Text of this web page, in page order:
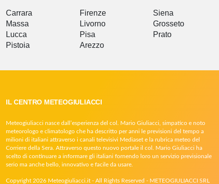
Carrara
Massa
Lucca
Pistoia
Firenze
Livorno
Pisa
Arezzo
Siena
Grosseto
Prato
IL CENTRO METEOGIULIACCI
Meteogiuliacci nasce dall’esperienza del col. Mario Giuliacci, simpatico e noto
meteorologo e climatologo che ha descritto per anni le previsioni del tempo a
milioni di italiani attraverso i canali televisivi Mediaset e la rubrica meteo del
Corriere della Sera. Attraverso questo nuovo portale il col. Mario Giuliacci ha
scelto di continuare a informare gli italiani fornendo loro un servizio previsionale
serio ma anche bello, innovativo e facile da usare.
Copyright 2026 Meteogiuliacci.it - All Rights Reserved - METEOGIULIACCI SRL